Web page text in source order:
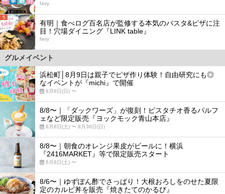
favy
5
有明｜食べログ百名店が監修する本気のパスタ&ピザに注
目！穴場ダイニング『LINK table』
favy
グルメイベント
浜松町│8月9日は親子でピザ作り体験！自由研究にも◎
なイベントが『michi』で開催
8月9日(日) 〜
8/8〜｜「ダックワーズ」が復刻！ピスタチオ香るパルフ
ェなど限定販売『ヨックモック青山本店』
8月8日(土) 〜 8月30日(日)
8/8〜｜朝食のオレンジ果皮がビールに！横浜
『2416MARKET』等で限定販売スタート
8月8日(土) 〜
8/6〜｜ゆずぽん酢でさっぱり！大根おろしをのせた夏限
定のカルビ丼を販売『焼きたてのかるび』